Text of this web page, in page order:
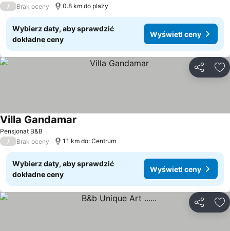
/ Brak oceny 0.8 km do plaży
Wybierz daty, aby sprawdzić
dokładne ceny
Wyświetl ceny
Pensjonat B&B
Villa Gandamar
/ Brak oceny 1.1 km do: Centrum
Wybierz daty, aby sprawdzić
dokładne ceny
Wyświetl ceny